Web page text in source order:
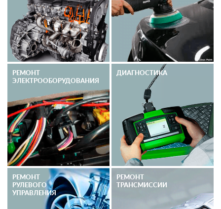
РЕМОНТ
ЭЛЕКТРО­ОБОРУДОВАНИЯ
ДИАГНОСТИКА
РЕМОНТ
РУЛЕВОГО
УПРАВЛЕНИЯ
РЕМОНТ
ТРАНСМИССИИ